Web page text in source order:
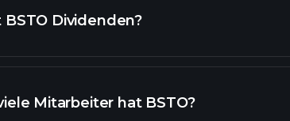
BSTO Dividenden?
Mitarbeiter hat BSTO?